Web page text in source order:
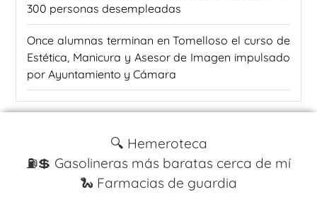
300 personas desempleadas
Once alumnas terminan en Tomelloso el curso de
Estética, Manicura y Asesor de Imagen impulsado
por Ayuntamiento y Cámara
🔍 Hemeroteca
⛽️💲 Gasolineras más baratas cerca de mí
🐍 Farmacias de guardia